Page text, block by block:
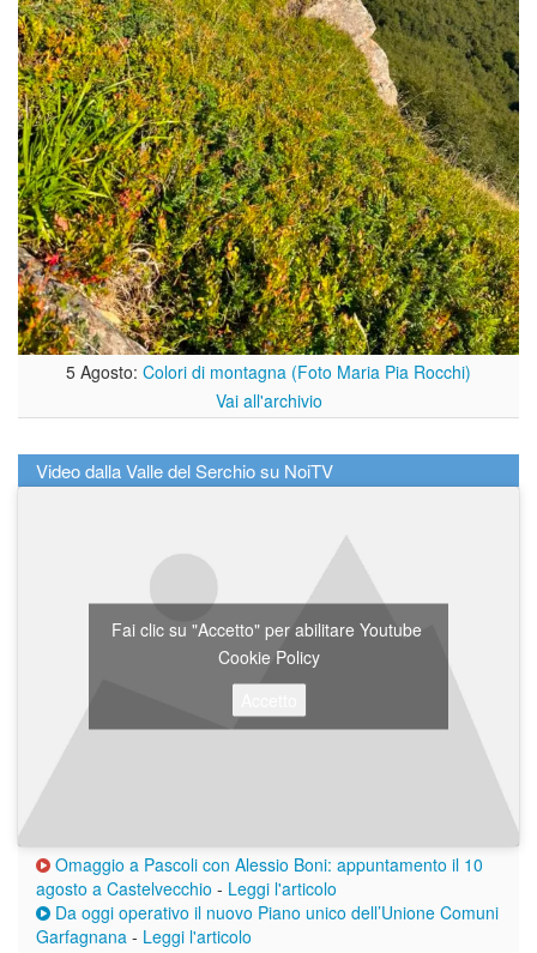
5 Agosto: Colori di montagna (Foto Maria Pia Rocchi)
Vai all'archivio
Video dalla Valle del Serchio su NoiTV
Fai clic su "Accetto" per abilitare Youtube
Cookie Policy
Omaggio a Pascoli con Alessio Boni: appuntamento il 10
agosto a Castelvecchio - Leggi l'articolo
Da oggi operativo il nuovo Piano unico dell’Unione Comuni
Garfagnana - Leggi l'articolo